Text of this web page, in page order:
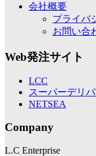
会社概要
プライバ
お問い合
Web発注サイト
LCC
スーパーデリ
NETSEA
Company
L.C Enterprise